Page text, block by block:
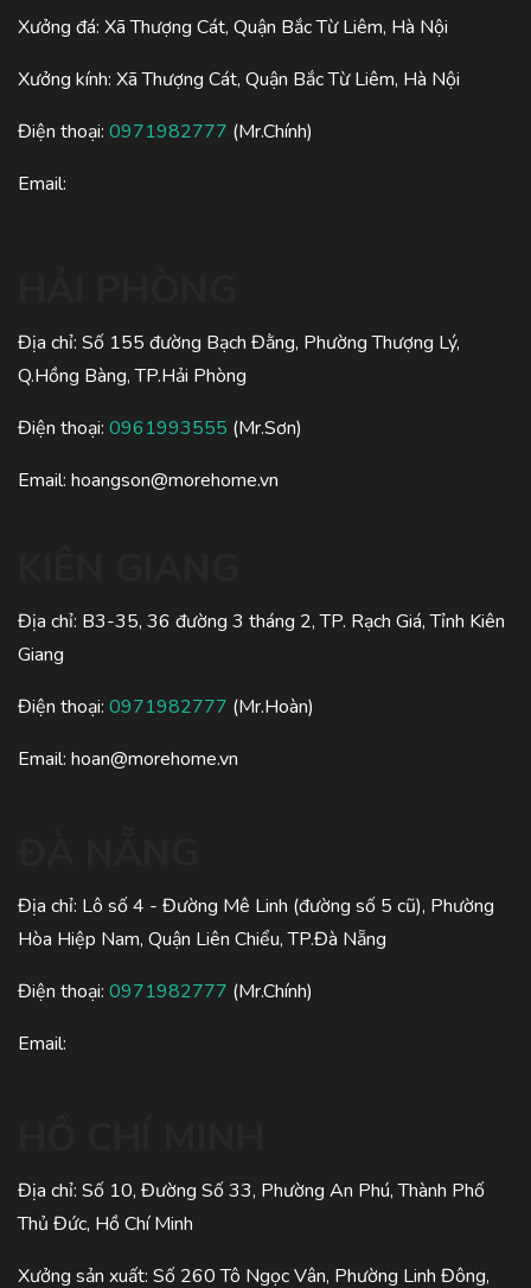
Xưởng đá: Xã Thượng Cát, Quận Bắc Từ Liêm, Hà Nội
Xưởng kính: Xã Thượng Cát, Quận Bắc Từ Liêm, Hà Nội
Điện thoại: 0971982777 (Mr.Chính)
Email:
Địa chỉ: Số 155 đường Bạch Đằng, Phường Thượng Lý,
Q.Hồng Bàng, TP.Hải Phòng
Điện thoại: 0961993555 (Mr.Sơn)
Email: hoangson@morehome.vn
Địa chỉ: B3-35, 36 đường 3 tháng 2, TP. Rạch Giá, Tỉnh Kiên
Giang
Điện thoại: 0971982777 (Mr.Hoàn)
Email: hoan@morehome.vn
Địa chỉ: Lô số 4 - Đường Mê Linh (đường số 5 cũ), Phường
Hòa Hiệp Nam, Quận Liên Chiểu, TP.Đà Nẵng
Điện thoại: 0971982777 (Mr.Chính)
Email:
Địa chỉ: Số 10, Đường Số 33, Phường An Phú, Thành Phố
Thủ Đức, Hồ Chí Minh
Xưởng sản xuất: Số 260 Tô Ngọc Vân, Phường Linh Đông,